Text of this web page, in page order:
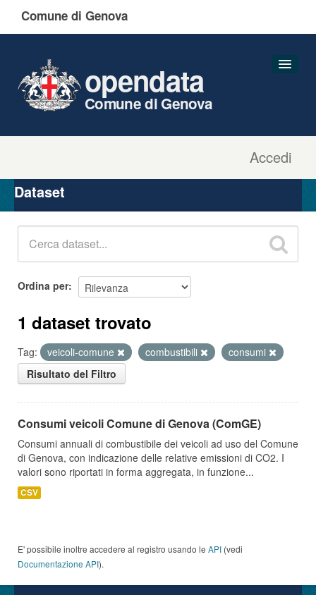
Comune di Genova
Accedi
opendata
Comune di Genova
Organizzazioni
Gruppi
Dataset
Ordina per
1 dataset trovato
Tag: veicoli-comune combustibili
consumi
Risultato del Filtro
Consumi veicoli Comune di Genova (ComGE)
Consumi annuali di combustibile dei veicoli ad uso del Comune
di Genova, con indicazione delle relative emissioni di CO2. I
valori sono riportati in forma aggregata, in funzione...
CSV
E' possibile inoltre accedere al registro usando le API (vedi
Documentazione API).